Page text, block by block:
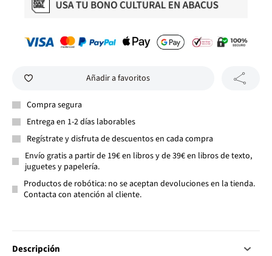
Añadir a favoritos
Compra segura
Entrega en 1-2 días laborables
Regístrate y disfruta de descuentos en cada compra
Envío gratis a partir de 19€ en libros y de 39€ en libros de texto,
juguetes y papelería.
Productos de robótica: no se aceptan devoluciones en la tienda.
Contacta con atención al cliente.
Descripción